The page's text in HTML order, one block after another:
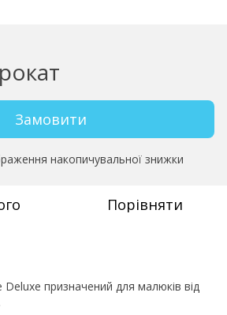
Замовити
накопичувальної знижки
Порівняти
призначений для малюків від